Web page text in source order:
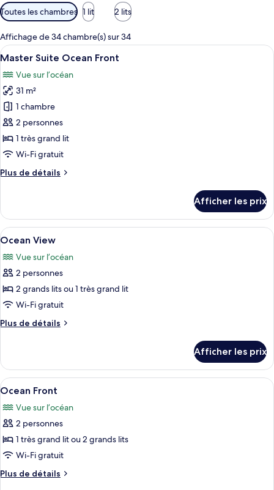
Filtres
disponibles
pour
les
chambres
Toutes les chambres 1 lit 2 lits
Affichage de 34 chambre(s) sur 34
Afficher
toutes
les
photos
pour
ce
type
de
chambre :
Master
Front
Une chambre d’hôtel avec un grand
6
Master Suite Ocean Front
Vue sur l’océan
31 m²
1 chambre
2 personnes
1 très grand lit
Wi-Fi gratuit
Plus de détails
Plus
Master
Suite
Ocean
Afficher les prix
Afficher
toutes
les
photos
pour
ce
type
de
Ocean
View
Une chambre d’hôtel avec un
6
Ocean View
Vue sur l’océan
2 personnes
2 grands lits ou 1 très grand lit
Wi-Fi gratuit
Plus de détails
Plus
Ocean
View
Afficher les prix
Afficher
toutes
les
photos
pour
ce
type
de
Une chambre d’hôtel avec un grand
6
Ocean Front
Vue sur l’océan
2 personnes
1 très grand lit ou 2 grands lits
Wi-Fi gratuit
Plus de détails
Plus